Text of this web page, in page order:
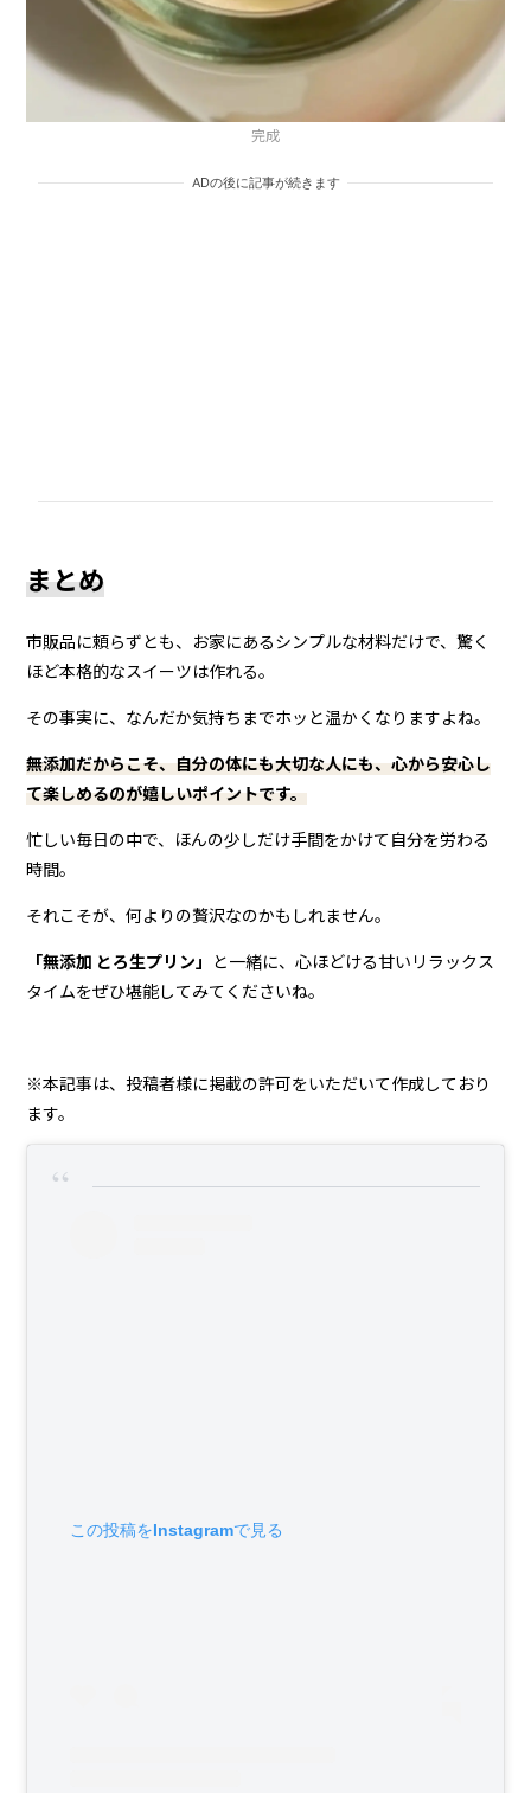
完成
ADの後に記事が続きます
まとめ
市販品に頼らずとも、お家にあるシンプルな材料だけで、驚く
ほど本格的なスイーツは作れる。
その事実に、なんだか気持ちまでホッと温かくなりますよね。
無添加だからこそ、自分の体にも大切な人にも、心から安心し
て楽しめるのが嬉しいポイントです。
忙しい毎日の中で、ほんの少しだけ手間をかけて自分を労わる
時間。
それこそが、何よりの贅沢なのかもしれません。
「無添加 とろ生プリン」 と一緒に、心ほどける甘いリラックス
タイムをぜひ堪能してみてくださいね。
※本記事は、投稿者様に掲載の許可をいただいて作成しており
ます。
この投稿をInstagramで見る